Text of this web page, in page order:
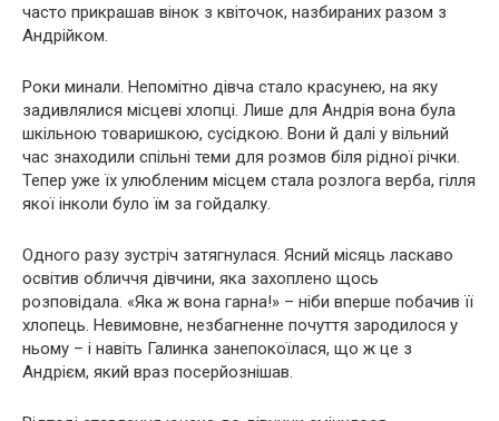
часто прикрашав вінок з квіточок, назбираних разом з
Андрійком.
Роки минали. Непомітно дівча стало красунею, на яку
задивлялися місцеві хлопці. Лише для Андрія вона була
шкільною товаришкою, сусідкою. Вони й далі у вільний
час знаходили спільні теми для розмов біля рідної річки.
Тепер уже їх улюбленим місцем стала розлога верба, гілля
якої інколи було їм за гойдалку.
Одного разу зустріч затягнулася. Ясний місяць ласкаво
освітив обличчя дівчини, яка захоплено щось
розповідала. «Яка ж вона гарна!» – ніби вперше побачив її
хлопець. Невимовне, незбагненне почуття зародилося у
ньому – і навіть Галинка занепокоїлася, що ж це з
Андрієм, який враз посерйознішав.